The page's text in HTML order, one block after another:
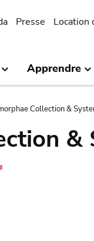
Presse Location
Apprendre
Collection &
&